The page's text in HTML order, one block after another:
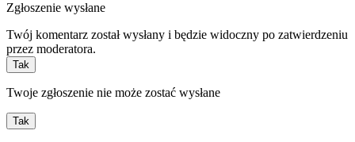
Zgłoszenie wysłane
Twój komentarz został wysłany i będzie widoczny po zatwierdzeniu
przez moderatora.
Tak
Twoje zgłoszenie nie może zostać wysłane
Tak